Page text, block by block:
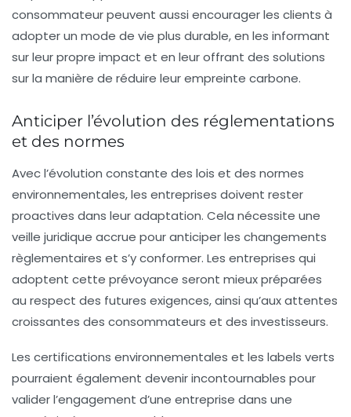
consommateur peuvent aussi encourager les clients à
adopter un mode de vie plus durable, en les informant
sur leur propre impact et en leur offrant des solutions
sur la manière de réduire leur empreinte carbone.
Anticiper l’évolution des réglementations
et des normes
Avec l’évolution constante des lois et des normes
environnementales, les entreprises doivent rester
proactives dans leur adaptation. Cela nécessite une
veille juridique accrue pour anticiper les changements
règlementaires et s’y conformer. Les entreprises qui
adoptent cette prévoyance seront mieux préparées
au respect des futures exigences, ainsi qu’aux attentes
croissantes des consommateurs et des investisseurs.
Les certifications environnementales et les labels verts
pourraient également devenir incontournables pour
valider l’engagement d’une entreprise dans une